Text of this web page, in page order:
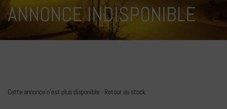
ANNONCE INDISPONIBLE
Cette annonce n'est plus disponible - Retour au stock